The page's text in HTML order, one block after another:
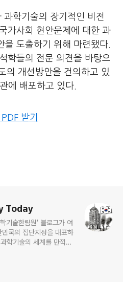
학기술의 장기적인 비전
가사회 현안문제에 대한 과
을 도출하기 위해 마련됐다.
학들의 전문 의견을 바탕으
의 개선방안을 건의하고 있
에 배포하고 있다.
받기
Today
기술한림원’ 블로그가 여
국의 집단지성을 대표하
학기술의 세계를 만끽하